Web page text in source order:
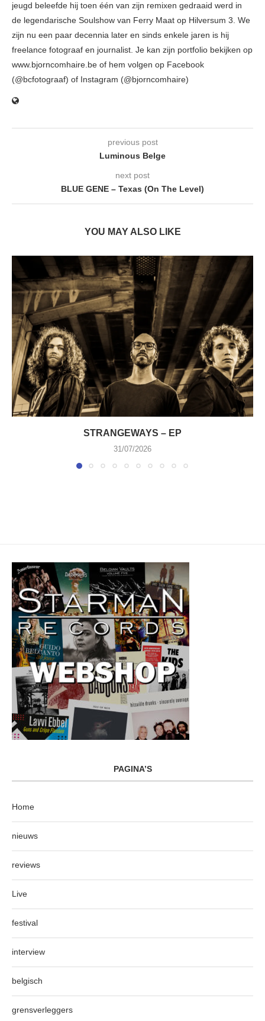
jeugd beleefde hij toen één van zijn remixen gedraaid werd in
de legendarische Soulshow van Ferry Maat op Hilversum 3. We
zijn nu een paar decennia later en sinds enkele jaren is hij
freelance fotograaf en journalist. Je kan zijn portfolio bekijken op
www.bjorncomhaire.be of hem volgen op Facebook
(@bcfotograaf) of Instagram (@bjorncomhaire)
previous post
Luminous Belge
next post
BLUE GENE – Texas (On The Level)
YOU MAY ALSO LIKE
STRANGEWAYS – EP
31/07/2026
PAGINA’S
Home
nieuws
reviews
Live
festival
interview
belgisch
grensverleggers